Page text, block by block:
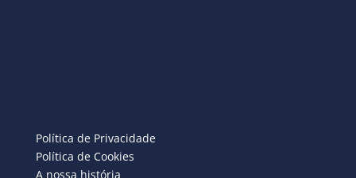
Política de Privacidade
Política de Cookies
A nossa história